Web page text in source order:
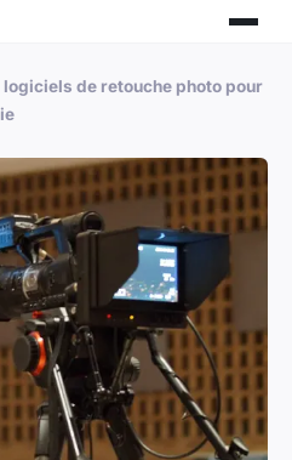
de retouche photo pour